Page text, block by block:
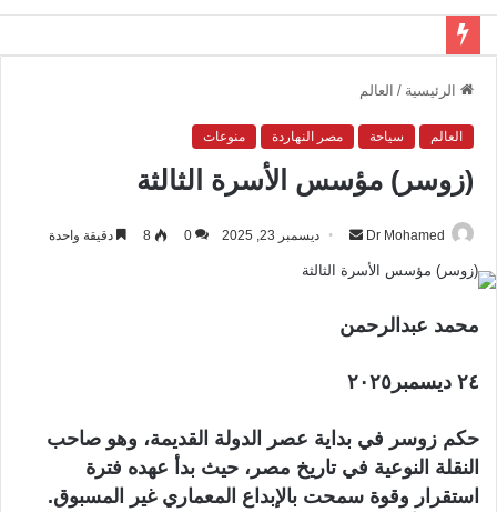
الرئيسية / العالم
العالم سياحة مصر النهاردة منوعات
(زوسر) مؤسس الأسرة الثالثة
Dr Mohamed
ب
ا
إ
ل
ديسمبر 23, 2025 0
8 دقيقة واحدة
محمد عبدالرحمن
٢٤ ديسمبر٢٠٢٥
حكم زوسر في بداية عصر الدولة القديمة، وهو صاحب
النقلة النوعية في تاريخ مصر، حيث بدأ عهده فترة
استقرار وقوة سمحت بالإبداع المعماري غير المسبوق.